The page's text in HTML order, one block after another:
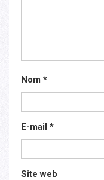
Nom *
E-mail *
Site web